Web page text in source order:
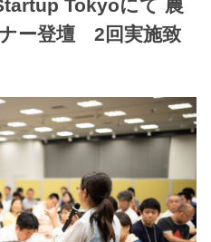
Tokyoにて 農
ー登壇 2回実施致